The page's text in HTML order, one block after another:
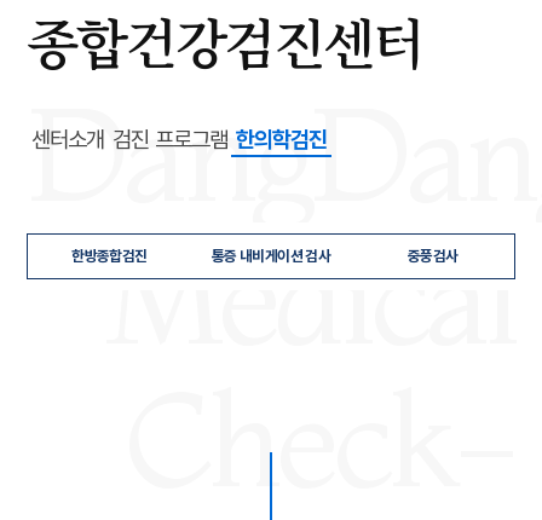
Medical
Check-
종합건강검진센터
센터소개 검진 프로그램 한의학검진
한방종합검진 통증 내비게이션 검사 중풍검사